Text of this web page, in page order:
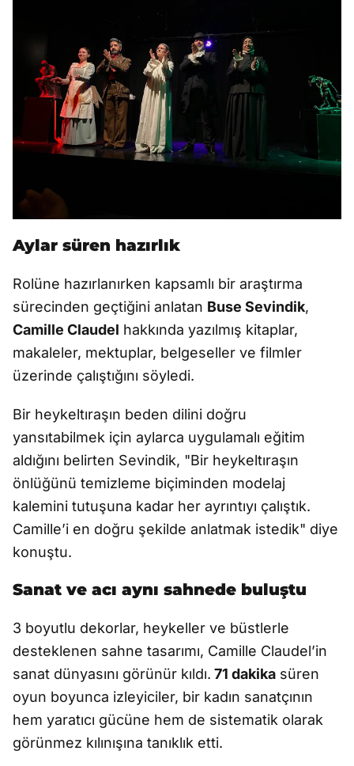
Aylar süren hazırlık
Rolüne hazırlanırken kapsamlı bir araştırma
sürecinden geçtiğini anlatan Buse Sevindik,
Camille Claudel hakkında yazılmış kitaplar,
makaleler, mektuplar, belgeseller ve filmler
üzerinde çalıştığını söyledi.
Bir heykeltıraşın beden dilini doğru
yansıtabilmek için aylarca uygulamalı eğitim
aldığını belirten Sevindik, "Bir heykeltıraşın
önlüğünü temizleme biçiminden modelaj
kalemini tutuşuna kadar her ayrıntıyı çalıştık.
Camille’i en doğru şekilde anlatmak istedik" diye
konuştu.
Sanat ve acı aynı sahnede buluştu
3 boyutlu dekorlar, heykeller ve büstlerle
desteklenen sahne tasarımı, Camille Claudel’in
sanat dünyasını görünür kıldı. 71 dakika süren
oyun boyunca izleyiciler, bir kadın sanatçının
hem yaratıcı gücüne hem de sistematik olarak
görünmez kılınışına tanıklık etti.